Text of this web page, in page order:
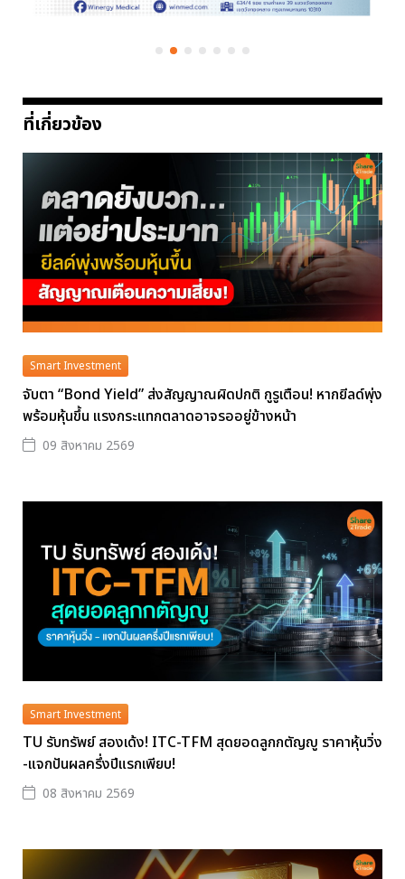
ที่เกี่ยวข้อง
Smart Investment
จับตา “Bond Yield” ส่งสัญญาณผิดปกติ กูรูเตือน! หากยีลด์พุ่ง
พร้อมหุ้นขึ้น แรงกระแทกตลาดอาจรออยู่ข้างหน้า
09 สิงหาคม 2569
Smart Investment
TU รับทรัพย์ สองเด้ง! ITC-TFM สุดยอดลูกกตัญญู ราคาหุ้นวิ่ง
-แจกปันผลครึ่งปีแรกเพียบ!
08 สิงหาคม 2569